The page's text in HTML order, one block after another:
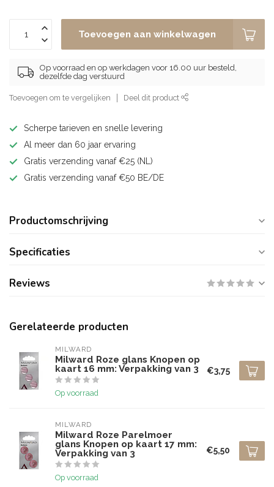
Toevoegen aan winkelwagen
Op voorraad en op werkdagen voor 16.00 uur besteld,
dezelfde dag verstuurd
Toevoegen om te vergelijken Deel dit product
Scherpe tarieven en snelle levering
Al meer dan 60 jaar ervaring
Gratis verzending vanaf €25 (NL)
Gratis verzending vanaf €50 BE/DE
Productomschrijving
Specificaties
Reviews
Gerelateerde producten
MILWARD
Milward Roze glans Knopen op
kaart 16 mm: Verpakking van 3
Op voorraad
€3,75
MILWARD
Milward Roze Parelmoer
glans Knopen op kaart 17 mm:
Verpakking van 3
Op voorraad
€5,50